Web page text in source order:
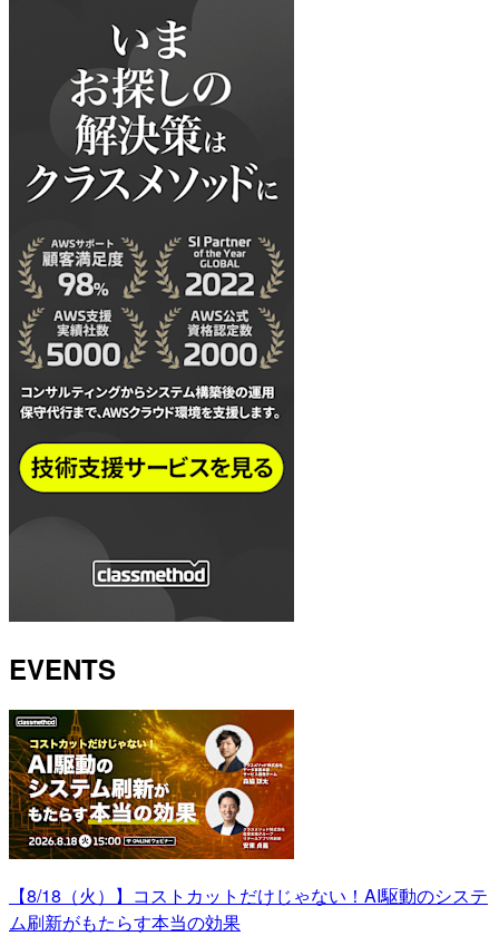
EVENTS
【8/18（火）】コストカットだけじゃない！AI駆動のシステ
ム刷新がもたらす本当の効果